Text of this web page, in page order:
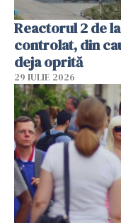
Reactorul 2 de
controlat, din
deja oprită
29 IULIE 2026